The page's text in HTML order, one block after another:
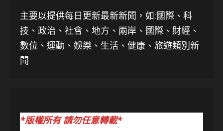
主要以提供每日更新最新新聞 ，如:國際、科
技、 政治、社會、地方、兩岸、國際、財經、
數位、運動、娛樂、生活、健康、旅遊類別新
聞
*版權所有 請勿任意轉載*